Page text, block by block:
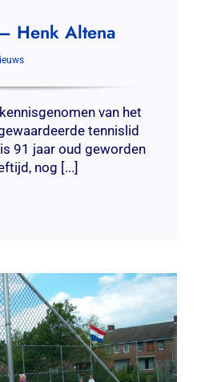
Henk Altena
van het
tennislid
91 jaar oud geworden
nog [...]